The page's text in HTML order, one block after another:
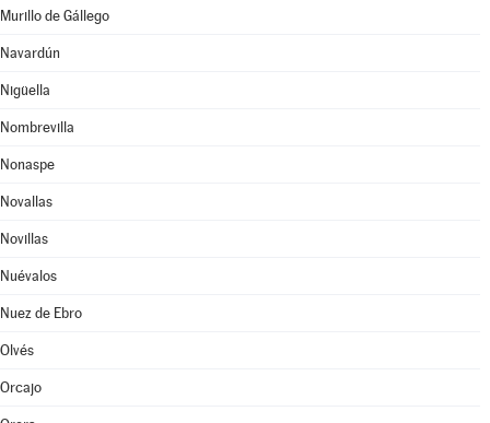
Murillo de Gállego
Navardún
Nigüella
Nombrevilla
Nonaspe
Novallas
Novillas
Nuévalos
Nuez de Ebro
Olvés
Orcajo